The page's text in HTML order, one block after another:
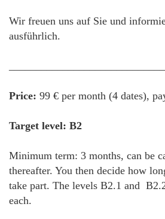
Wir freuen uns auf Sie und
ausführlich.
Price: 99 € per month (4 dates),
Target level: B2
Minimum term: 3 months, can be
thereafter. You then decide how
take part. The levels B2.1 and
each.